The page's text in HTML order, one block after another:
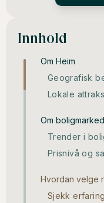
Innhold
Om Heim
Geografisk
Lokale
Om
Trender i
Prisnivå og
Hvordan velge
Sjekk